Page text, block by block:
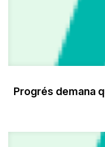
Progrés demana